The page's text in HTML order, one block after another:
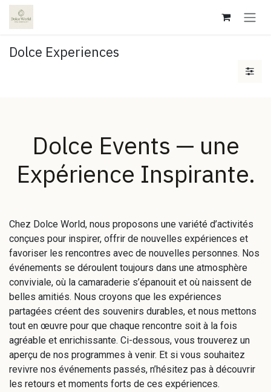
Se rendre au contenu
Dolce Experiences
Dolce Events — une
Expérience Inspirante.
Chez Dolce World, nous proposons une variété d’activités
conçues pour inspirer, offrir de nouvelles expériences et
favoriser les rencontres avec de nouvelles personnes. Nos
événements se déroulent toujours dans une atmosphère
conviviale, où la camaraderie s’épanouit et où naissent de
belles amitiés. Nous croyons que les expériences
partagées créent des souvenirs durables, et nous mettons
tout en œuvre pour que chaque rencontre soit à la fois
agréable et enrichissante. Ci-dessous, vous trouverez un
aperçu de nos programmes à venir. Et si vous souhaitez
revivre nos événements passés, n’hésitez pas à découvrir
les retours et moments forts de ces expériences.